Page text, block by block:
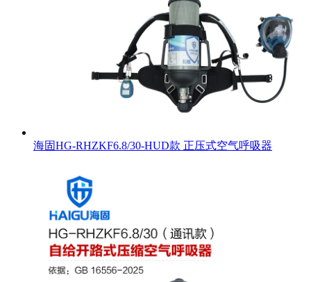
海固HG-RHZKF6.8/30-HUD款 正压式空气呼吸器